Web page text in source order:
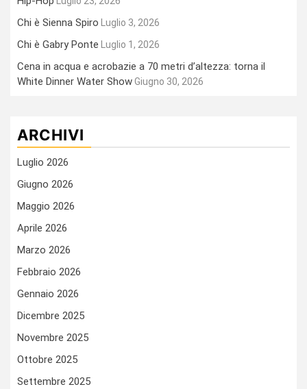
Chi è Sienna Spiro Luglio 3, 2026
Chi è Gabry Ponte Luglio 1, 2026
Cena in acqua e acrobazie a 70 metri d’altezza: torna il
White Dinner Water ShowGiugno 30, 2026
ARCHIVI
Luglio 2026
Giugno 2026
Maggio 2026
Aprile 2026
Marzo 2026
Febbraio 2026
Gennaio 2026
Dicembre 2025
Novembre 2025
Ottobre 2025
Settembre 2025